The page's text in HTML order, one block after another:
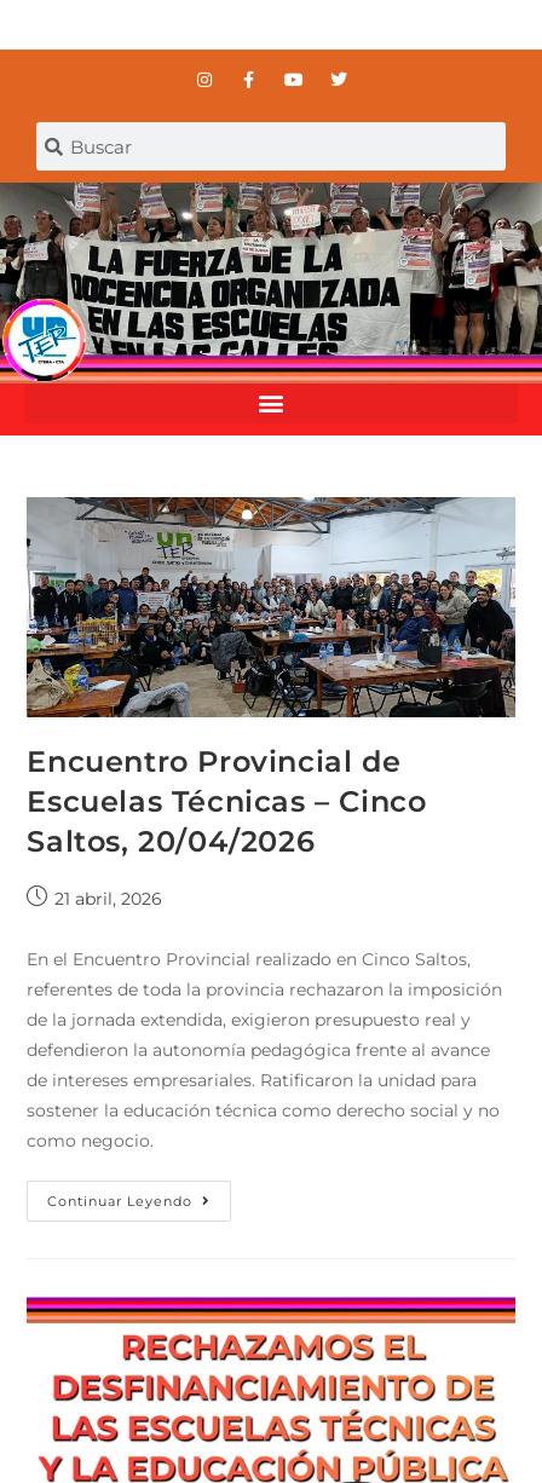
Encuentro Provincial de
Escuelas Técnicas – Cinco
Saltos, 20/04/2026
21 abril, 2026
En el Encuentro Provincial realizado en Cinco Saltos,
referentes de toda la provincia rechazaron la imposición
de la jornada extendida, exigieron presupuesto real y
defendieron la autonomía pedagógica frente al avance
de intereses empresariales. Ratificaron la unidad para
sostener la educación técnica como derecho social y no
como negocio.
Continuar Leyendo